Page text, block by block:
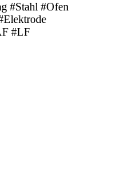
#Stahl #Ofen
#LF